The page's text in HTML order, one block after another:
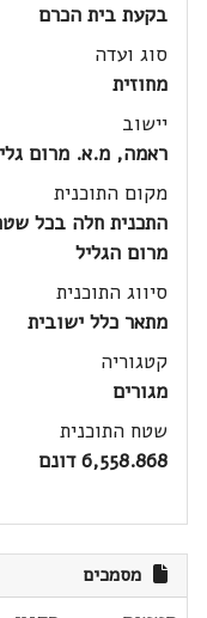
בקעת בית הכרם
סוג ועדה
מחוזית
יישוב
ראמה, מ.א. מרום
מקום התוכנית
התכנית חלה בכל
מרום הגליל
סיווג התוכנית
מתאר כלל ישובית
קטגוריה
מגורים
שטח התוכנית
6,558.868 דונם
מסמכים